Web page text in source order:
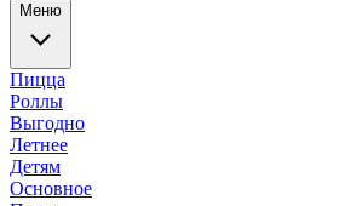
Меню
Пицца
Роллы
Выгодно
Летнее
Детям
Основное